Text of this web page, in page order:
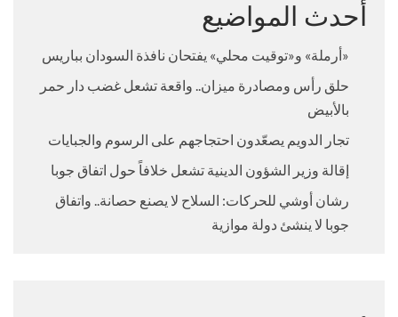
أحدث المواضيع
«أرملة» و«توقيت محلي» يفتحان نافذة السودان بباريس
حلق رأس ومصادرة ميزان.. واقعة تشعل غضب دار حمر
بالأبيض
تجار الدويم يصعّدون احتجاجهم على الرسوم والجبايات
إقالة وزير الشؤون الدينية تشعل خلافاً حول اتفاق جوبا
رشان أوشي للحركات: السلاح لا يصنع حصانة.. واتفاق
جوبا لا ينشئ دولة موازية